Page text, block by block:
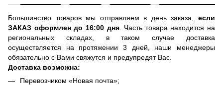
Большинство товаров мы отправляем в день заказа, если
ЗАКАЗ оформлен до 16:00 дня. Часть товара находится на
региональных складах, в таком случае доставка
осуществляется на протяжении 3 дней, наши менеджеры
обязательно с Вами свяжутся и предупредят Вас.
Доставка возможна:
Перевозчиком «Новая почта»;